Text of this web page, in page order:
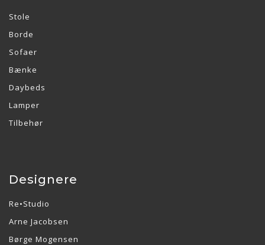
Stole
Borde
Sofaer
Bænke
Daybeds
Lamper
Tilbehør
Designere
Re•Studio
Arne Jacobsen
Børge Mogensen